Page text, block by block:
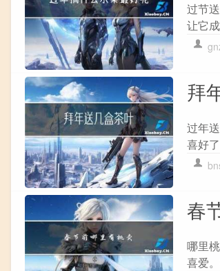
过节
让它
拜
过年
喜好
春
哪里
喜爱